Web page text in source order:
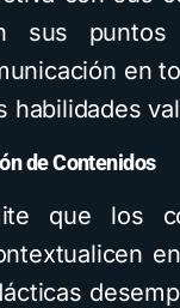
sus
en
habilidades
de Contenidos
que los